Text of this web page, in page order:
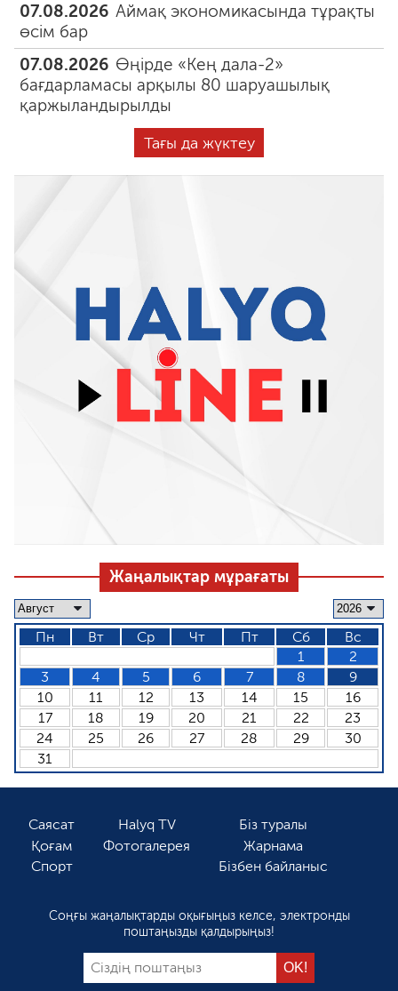
07.08.2026 Аймақ экономикасында тұрақты
өсім бар
07.08.2026 Өңірде «Кең дала-2»
бағдарламасы арқылы 80 шаруашылық
қаржыландырылды
Тағы да жүктеу
Жаңалықтар мұрағаты
Пн Вт Ср Чт Пт Сб
Вс
1
2
3
4 5 6 7 8
9
10
11 12 13 14 15
16
17
18 19 20 21 22
23
24
25 26 27 28 29
30
31
Саясат
Қоғам
Спорт
Halyq TV
Фотогалерея
Біз туралы
Жарнама
Бізбен байланыс
Соңғы жаңалықтарды оқығыңыз келсе, электронды
поштаңызды қалдырыңыз!